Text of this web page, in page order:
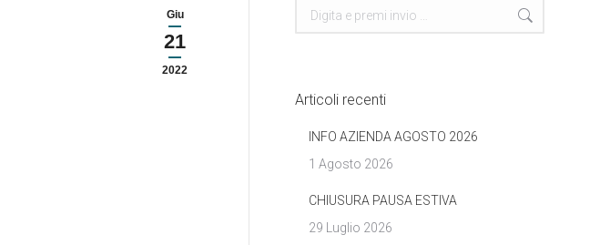
Giu
21
2022
Cerca
Articoli recenti
INFO AZIENDA AGOSTO 2026
1 Agosto 2026
CHIUSURA PAUSA ESTIVA
29 Luglio 2026